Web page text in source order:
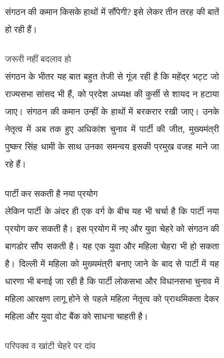
संगठन की कमान किसके हाथों में सौंपेगी? इसे लेकर तीन तरह की बातें
हो रही हैं।
जरूरी नहीं बदलाव हो
संगठन के भीतर यह बात बहुत तेजी से गूंज रही है कि महेंद्र भट्ट जो
राज्यसभा सांसद भी हैं, को प्रदेश अध्यक्ष की कुर्सी से शायद न हटाया
जाए। संगठन की कमान उन्हीं के हाथों में बरकरार रखी जाए। उनके
नेतृत्व में अब तक हुए अधिकांश चुनाव में पार्टी की जीत, मुख्यमंत्री
पुष्कर सिंह धामी के साथ उनका समन्वय इसकी प्रमुख वजह माने जा
रहे हैं।
पार्टी कर सकती है नया प्रयोग
लेकिन पार्टी के अंदर ही एक वर्ग के बीच यह भी चर्चा है कि पार्टी नया
प्रयोग कर सकती है। इस प्रयोग में नए और युवा चेहरे को संगठन की
बागडोर सौंप सकती है। यह एक युवा और महिला चेहरा भी हो सकता
है। दिल्ली में महिला को मुख्यमंत्री बनाए जाने के बाद से पार्टी में यह
धारणा भी बनाई जा रही है कि पार्टी लोकसभा और विधानसभा चुनाव में
महिला आरक्षण लागू होने से पहले महिला नेतृत्व को प्राथमिकता देकर
महिला और युवा वोट बैंक को साधना चाहती है।
परिपक्व व खांटी चेहरे पर दांव